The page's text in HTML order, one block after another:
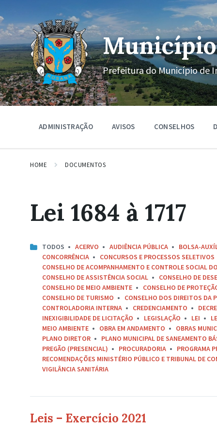
o
conteúdo
a
navegação
principal
o
rodapé
Município
Prefeitura do Município de
ADMINISTRAÇÃO AVISOS CONSELHOS
HOME DOCUMENTOS
Lei 1684 à 1717
TODOS ACERVO AUDIÊNCIA PÚBLICA BOLSA-
CONCORRÊNCIA
CONCURSOS E PROCESSOS SELETIVOS
CONSELHO DE ACOMPANHAMENTO E CONTROLE SOCIAL
CONSELHO DE ASSISTÊNCIA SOCIAL
CONSELHO DE
CONSELHO DE MEIO AMBIENTE
CONSELHO DE
CONSELHO DE TURISMO
CONSELHO DOS DIREITOS DA
CONTROLADORIA INTERNA
CREDENCIAMENTO
INEXIGIBILIDADE DE LICITAÇÃO
LEGISLAÇÃO LEI
MEIO AMBIENTE
OBRA EM ANDAMENTO OBRAS
PLANO DIRETOR
PLANO MUNICIPAL DE SANEAMENTO
PREGÃO (PRESENCIAL)
PROCURADORIA
PROGRAMA
RECOMENDAÇÕES MINISTÉRIO PÚBLICO E TRIBUNAL DE
VIGILÂNCIA SANITÁRIA
Leis – Exercício 2021